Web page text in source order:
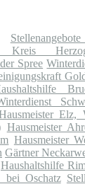
Kreis
Spree
Elz,
Hausmeister
Hausmeister
Gärtner
Haushaltshilfe
bei Oschatz